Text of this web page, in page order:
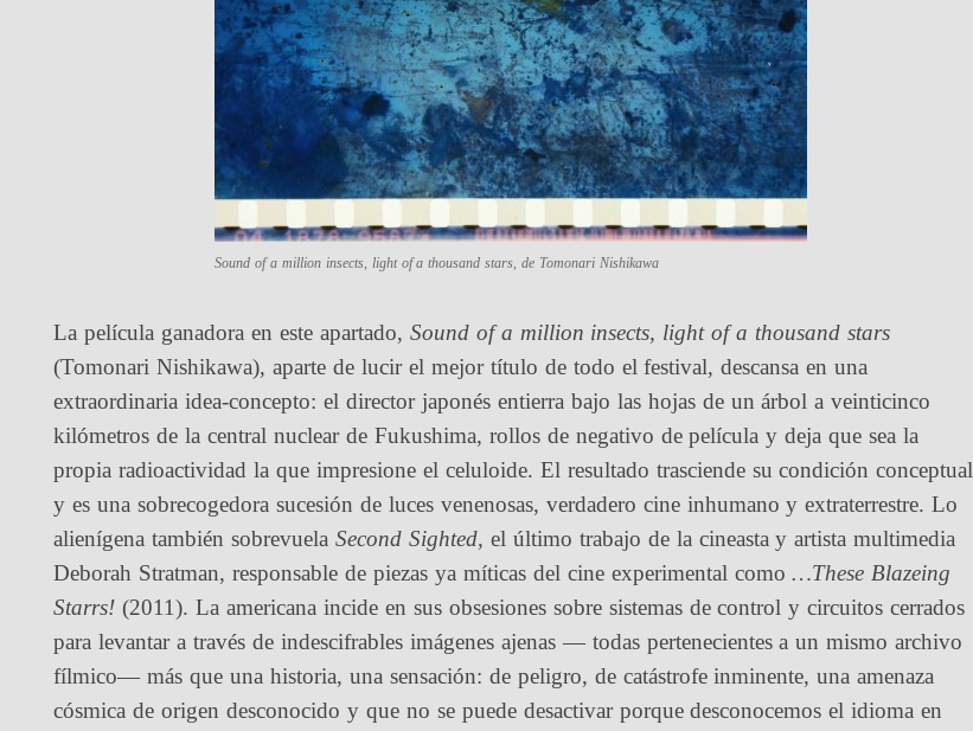
Sound of a million insects, light of a thousand stars, de Tomonari Nishikawa
La película ganadora en este apartado, Sound of a million insects, light of a thousand stars
(Tomonari Nishikawa), aparte de lucir el mejor título de todo el festival, descansa en una
extraordinaria idea-concepto: el director japonés entierra bajo las hojas de un árbol a veinticinco
kilómetros de la central nuclear de Fukushima, rollos de negativo de película y deja que sea la
propia radioactividad la que impresione el celuloide. El resultado trasciende su condición conceptual
y es una sobrecogedora sucesión de luces venenosas, verdadero cine inhumano y extraterrestre. Lo
alienígena también sobrevuela Second Sighted, el último trabajo de la cineasta y artista multimedia
Deborah Stratman, responsable de piezas ya míticas del cine experimental como…These Blazeing
Starrs! (2011). La americana incide en sus obsesiones sobre sistemas de control y circuitos cerrados
para levantar a través de indescifrables imágenes ajenas — todas pertenecientes a un mismo archivo
fílmico— más que una historia, una sensación: de peligro, de catástrofe inminente, una amenaza
cósmica de origen desconocido y que no se puede desactivar porque desconocemos el idioma en